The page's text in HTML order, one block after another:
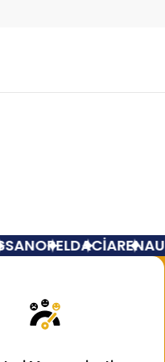
OPELDACİA